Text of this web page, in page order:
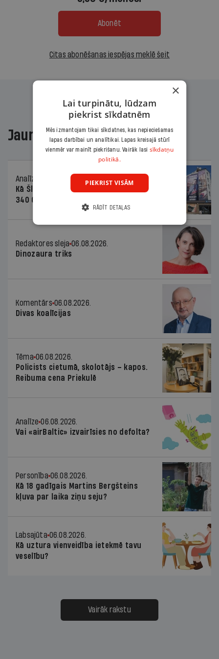
Abonēt
Citas abonēšanas iespējas meklē šeit
Jaunākajā žurnālā
Analīze
06.08.2026.
Kā Šlesera partija palika nesodīta par
340 000 vērtu reklāmas kampaņu
Redaktores sleja 06.08.2026.
Dinozaura triks
Komentārs 06.08.2026.
Divas koalīcijas
Tēma 06.08.2026.
Policists cietumā, skolotājs – kapos.
Reibuma cena Priekulē
Analīze 06.08.2026.
Vai «airBaltic» izvairīsies no defolta?
Personība 06.08.2026.
Kā 18 gadīgais Martins Bergšteins
kļuva par laika ziņu seju?
Labsajūta 06.08.2026.
Kā uztura vienveidība ietekmē tavu
veselību?
Vairāk rakstu
×
Lai turpinātu, lūdzam
piekrist sīkdatnēm
Mēs izmantojam tikai sīkdatnes, kas nepieciešamas
lapas darbībai un analītikai. Lapas kreisajā stūrī
vienmēr var mainīt piekrišanu. Vairāk lasi sīkdatņu
politikā.
PIEKRIST VISĀM
RĀDĪT DETAĻAS